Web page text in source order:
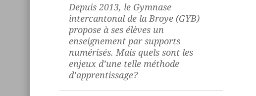
Depuis 2013, le Gymnase
intercantonal de la Broye (GYB)
propose à ses élèves un
enseignement par supports
numérisés. Mais quels sont les
enjeux d’une telle méthode
d’apprentissage?